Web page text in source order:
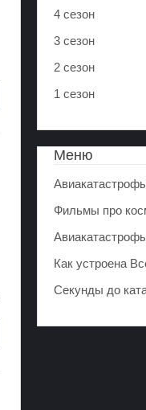
4 сезон
3 сезон
2 сезон
1 сезон
Меню
Фильмы про
Как устроена
Секунды до